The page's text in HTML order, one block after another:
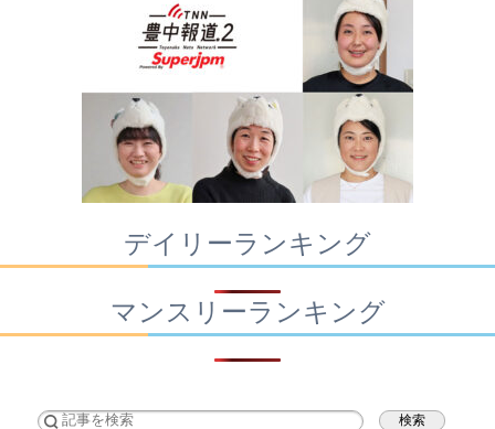
デイリーランキング
マンスリーランキング
検索